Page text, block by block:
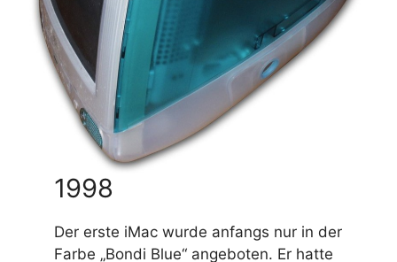
1998
Der erste iMac wurde anfangs nur in der
Farbe „Bondi Blue“ angeboten. Er hatte